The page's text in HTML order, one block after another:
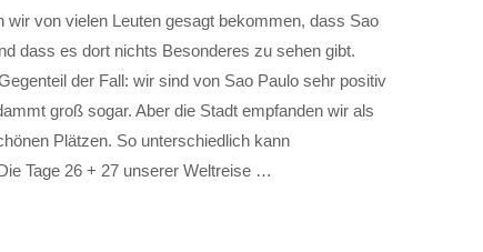
wir von vielen Leuten gesagt bekommen, dass Sao
dass es dort nichts Besonderes zu sehen gibt.
der Fall: wir sind von Sao Paulo sehr positiv
groß sogar. Aber die Stadt empfanden wir als
Plätzen. So unterschiedlich kann
Tage 26 + 27 unserer Weltreise …